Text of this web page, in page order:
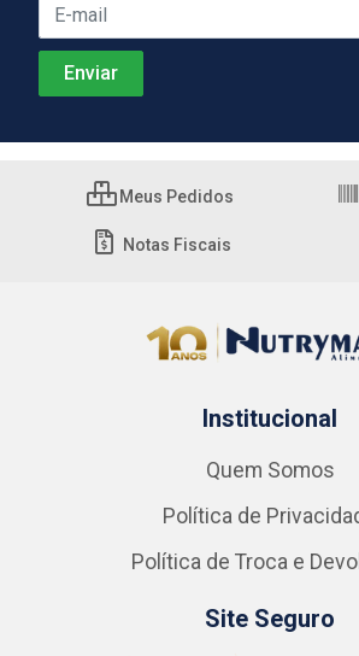
Meus Pedidos
Notas Fiscais
Institucional
Quem Somos
Política de
Política de Troca e
Site Seguro